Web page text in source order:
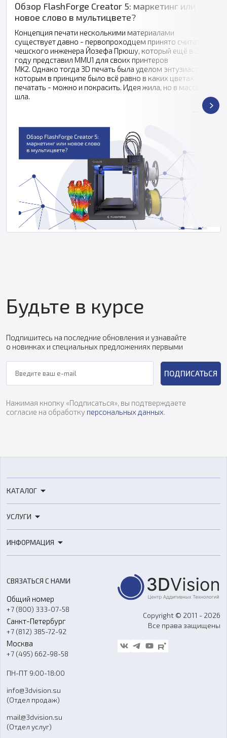
Обзор FlashForge Creator 5: маркетинг или
новое слово в мультицвете?
Концепция печати несколькими материалами
существует давно - первопроходцем принято считать
чешского инженера Йозефа Прюшу, который ещё в 2016
году представил MMU1 для своих принтеров
MK2. Однако тогда 3D печать была уделом энтузиастов,
которым в принципе было всё равно в каких цветах
печатать - можно и покрасить. Идея жила, но в массы не
шла.
Будьте в курсе
Подпишитесь на последние обновления и узнавайте
о новинках и специальных предложениях первыми
ПОДПИСАТЬСЯ
Нажимая кнопку «Подписаться», вы подтверждаете
согласие на обработку персональных данных.
КАТАЛОГ
3D-сканеры
Расходные материалы
Оборудование и материалы для вакуумного литья
Аксессуары и прочее оборудование
Программное обеспечение
УСЛУГИ
3D-моделирование
Ремонт и услуги
ИНФОРМАЦИЯ
О компании
Контакты
Гос. закупки
Стать дилером
Блог
FAQ
СВЯЗАТЬСЯ С НАМИ
Общий номер
+7 (800) 333-07-58
Санкт-Петербург
+7 (812) 385-72-92
Москва
+7 (495) 662-98-58
ПН-ПТ 9:00-18:00
info@3dvision.su
(Отдел продаж)
mail@3dvision.su
(Отдел услуг)
Copyright © 2011 - 2026
Все права защищены